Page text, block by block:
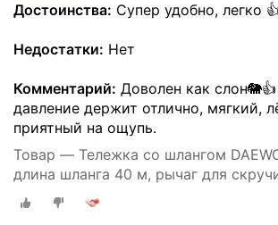
Достоинства: Супер удобно, легко
Недостатки: Нет
Комментарий: Доволен как
давление держит отлично, мягкий,
приятный на ощупь.
Товар — Тележка со шлангом
длина шланга 40 м, рычаг для
автоматическая укладка